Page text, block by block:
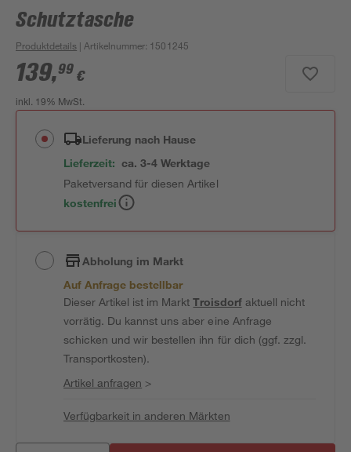
Schutztasche
Produktdetails | Artikelnummer: 1501245
139,99 €
inkl. 19% MwSt.
Lieferung nach Hause
Lieferzeit: ca. 3-4 Werktage
Paketversand für diesen Artikel
kostenfrei
Abholung im Markt
Auf Anfrage bestellbar
Dieser Artikel ist im MarktTroisdorfaktuell nicht
vorrätig. Du kannst uns aber eine Anfrage
schicken und wir bestellen ihn für dich (ggf. zzgl.
Transportkosten).
Artikel anfragen >
Verfügbarkeit in anderen Märkten